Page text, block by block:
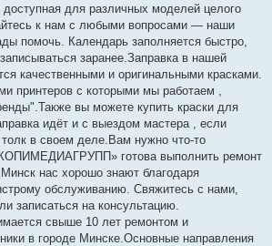
доступная для различных моделей целого
к нам с любыми вопросами — наши
помочь. Календарь заполняется быстро,
заранее.Заправка в нашей
качественными и оригинальными красками.
принтеров с которыми мы работаем ,
вы можете купить краски для
идёт и с выездом мастера , если
в своем деле.Вам нужно что-то
готова выполнить ремонт
нас хорошо знают благодаря
обслуживанию. Свяжитесь с нами,
записаться на консультацию.
свыше 10 лет ремонтом и
в городе Минске.Основные направления